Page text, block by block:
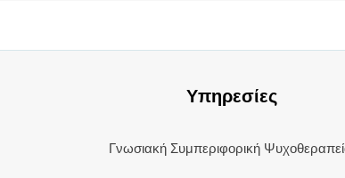
Υπηρεσίες
Γνωσιακή Συμπεριφορική